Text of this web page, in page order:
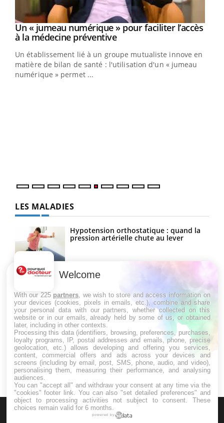
Youtube
Un « jumeau numérique » pour faciliter l’accès
à la médecine préventiveYoutube
Un établissement lié à un groupe mutualiste innove en
matière de bilan de santé : l'utilisation d'un « jumeau
numérique » permet ...
LES MALADIES
Hypotension orthostatique : quand la
pression artérielle chute au lever
Drépanocytose : une déformation des
globules rouges aux conséquences
Maladie de Charcot (Sclérose latérale
amyotrophique)
Welcome
With our 225 partners , we wish to store and access information on
your devices (cookies, pixels in emails, etc.), combine and share
your personal data with our partners, whether collected on this
website or in our emails, already held by some of us, or obtained
later, including in other contexts.
Processing this data (identifiers, browsing, preferences, purchases,
loyalty programs, IP, postal addresses and emails, phone, precise
geolocation, etc.) allows developing and offering you services,
content, commercial offers and ads across your devices and
screens (including by email, post, SMS, phone, audio, and video),
personalising them, measuring their performance, and analysing
audiences.
You can "accept all" and withdraw your consent at any time via the
"cookies" footer link . You can also "set detailed preferences" and
object to processing activities not subject to consent. These
choices remain valid for 6 months.
powered by